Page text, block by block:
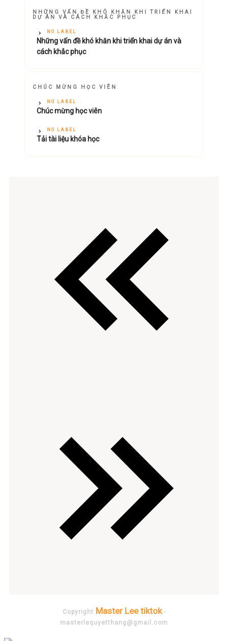
NHỮNG VẤN ĐỀ KHÓ KHĂN KHI TRIỂN KHAI
DỰ ÁN VÀ CÁCH KHẮC PHỤC
NO LABEL
Những vấn đề khó khăn khi triển khai dự án và
cách khắc phục
CHÚC MỪNG HỌC VIÊN
NO LABEL
Chúc mừng học viên
NO LABEL
Tải tài liệu khóa học
Copyright Master Lee tiktok-
masterlequyetthang@gmail.com